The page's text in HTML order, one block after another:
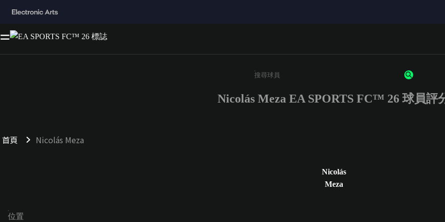
請輸入至少 3 個字元或數字
Nicolás Meza EA SPORTS FC™ 26 球員評
首頁 Nicolás Meza
Nicolás
Meza
位置